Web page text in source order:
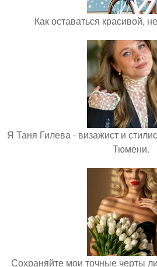
Как оставаться красивой,
Я Таня Гилева - визажист и
Тюмени.
Сохраняйте мои точные черты